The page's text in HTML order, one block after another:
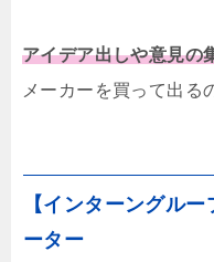
アイデア出しや意見の
メーカーを買って出る
【インターングル
ーター